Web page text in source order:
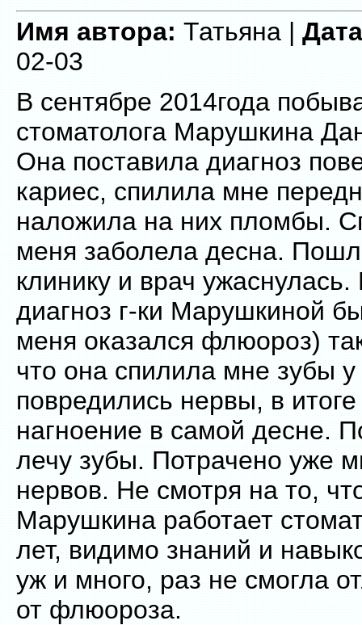
Имя автора:Татьяна |
02-03
В сентябре 2014года
стоматолога Марушкина
Она поставила диагноз
кариес, спилила мне
наложила на них пломбы.
меня заболела десна.
клинику и врач
диагноз г-ки Марушкиной
меня оказался флюороз)
что она спилила мне зубы
повредились нервы, в
нагноение в самой десне.
лечу зубы. Потрачено уже
нервов. Не смотря на то,
Марушкина работает
лет, видимо знаний и
уж и много, раз не смогла
от флюороза.